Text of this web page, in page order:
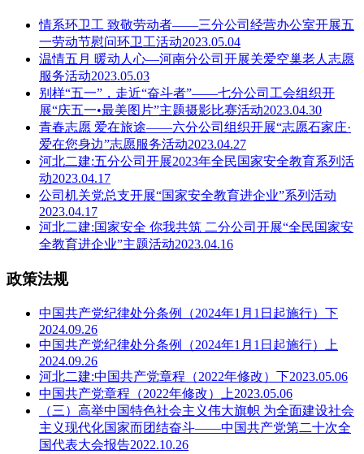
情系环卫工 致敬劳动者——三分公司经营办公室开展五
一劳动节慰问环卫工活动2023.05.04
温情五月 暖动人心—河南分公司开展关爱空巢老人志愿
服务活动2023.05.03
别样“五一”，走近“奋斗者”——七分公司工会组织开
展“庆五一•最美图片”主题摄影比赛活动2023.04.30
青春志愿 爱在旅途——六分公司组织开展“志愿石家庄·
爱在您身边”志愿服务活动2023.04.27
河北二建:五分公司开展2023年全民国家安全教育系列活
动2023.04.17
公司机关党总支开展“国家安全教育进企业”系列活动
2023.04.17
河北二建:国家安全 你我共筑 二分公司开展“全民国家安
全教育进企业”主题活动2023.04.16
政策法规
中国共产党纪律处分条例（2024年1月1日起施行）下
2024.09.26
中国共产党纪律处分条例（2024年1月1日起施行）上
2024.09.26
河北二建:中国共产党章程（2022年修改）下2023.05.06
中国共产党章程（2022年修改）上2023.05.06
（三）高举中国特色社会主义伟大旗帜 为全面建设社会
主义现代化国家而团结奋斗——中国共产党第二十次全
国代表大会报告2022.10.26